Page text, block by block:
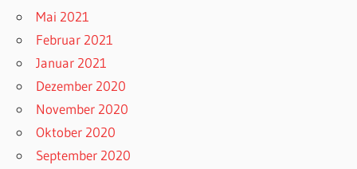
Mai 2021
Februar 2021
Januar 2021
Dezember 2020
November 2020
Oktober 2020
September 2020